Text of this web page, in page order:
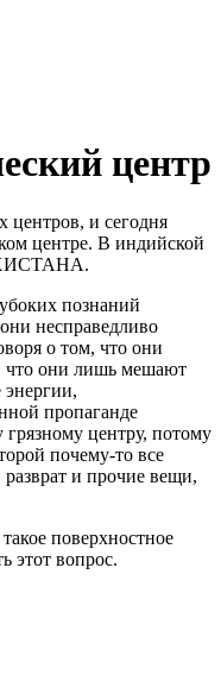
центр
центров, и сегодня
центре. В индийской
познаний
несправедливо
о том, что они
они лишь мешают
пропаганде
грязному центру, потому
почему-то все
разврат и прочие вещи,
поверхностное
этот вопрос.